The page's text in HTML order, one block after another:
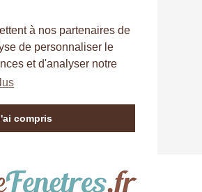
à nos partenaires de
de personnaliser le
et d'analyser notre
compris